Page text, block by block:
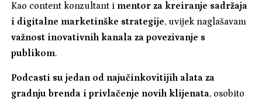
Kao content konzultant i mentor za kreiranje sadržaja
i digitalne marketinške strategije, uvijek naglašavam
važnost inovativnih kanala za povezivanje s
publikom.
Podcasti su jedan od najučinkovitijih alata za
gradnju brenda i privlačenje novih klijenata, osobito